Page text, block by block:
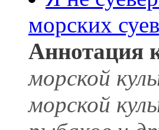
морских
Аннотация
морской
морской